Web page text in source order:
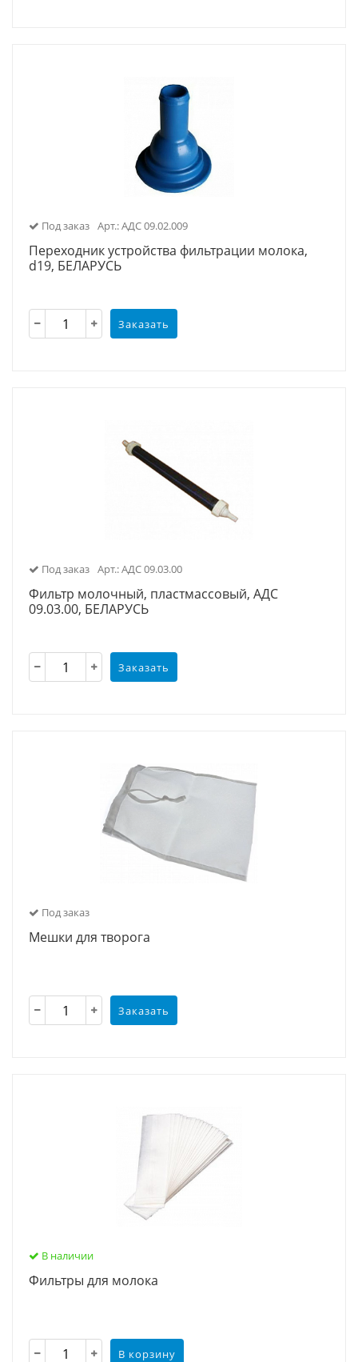
Под заказ Арт.: АДС 09.02.009
Переходник устройства фильтрации молока,
d19, БЕЛАРУСЬ
Заказать
Под заказ Арт.: АДС 09.03.00
Фильтр молочный, пластмассовый, АДС
09.03.00, БЕЛАРУСЬ
Заказать
Под заказ
Мешки для творога
Заказать
В наличии
Фильтры для молока
В корзину